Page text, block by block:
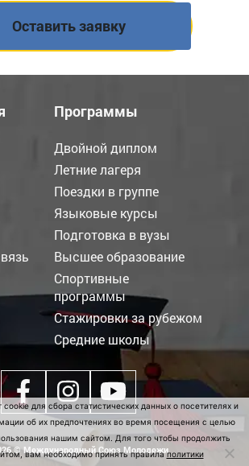
Программы
Двойной диплом
Летние лагеря
Поездки в группе
Языковые курсы
Подготовка в вузы
Высшее образование
Спортивные
программы
Стажировки за рубежом
Средние школы
© Международный Союз Молодежи
для сбора статистических данных о посетителях и
об их предпочтениях во время посещения с целью
нашим сайтом. Для того чтобы продолжить
вам необходимо принять правилаполитики